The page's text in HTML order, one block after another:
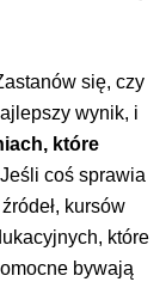
się, czy
wynik, i
które
Jeśli coś sprawia
kursów
które
bywają